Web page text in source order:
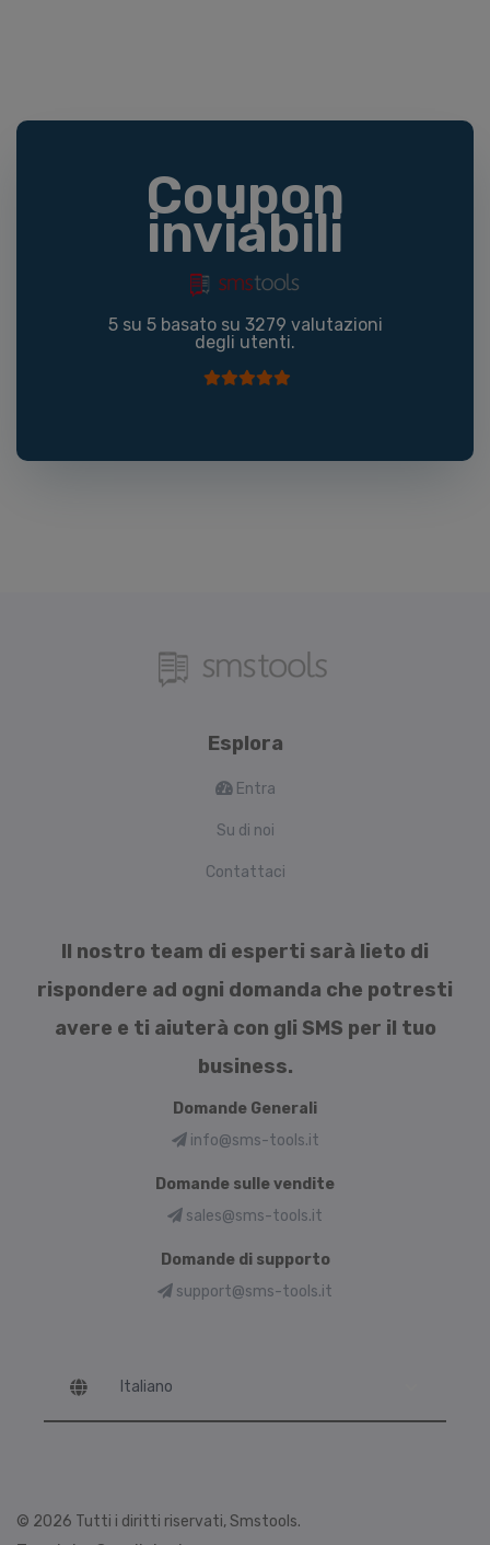
Coupon
inviabili
5su 5basato su 3279 valutazioni
degli utenti.
Esplora
Entra
Su di noi
Contattaci
Il nostro team di esperti sarà lieto di
rispondere ad ogni domanda che potresti
avere e ti aiuterà con gli SMS per il tuo
business.
Domande Generali
info@sms-tools.it
Domande sulle vendite
sales@sms-tools.it
Domande di supporto
support@sms-tools.it
© 2026 Tutti i diritti riservati, Smstools.